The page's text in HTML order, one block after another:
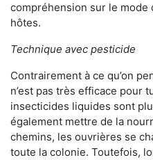
compréhension sur le mode
hôtes.
Technique avec pesticide
Contrairement à ce qu’on
n’est pas très efficace pour
insecticides liquides sont
également mettre de la
chemins, les ouvrières se
toute la colonie. Toutefois,